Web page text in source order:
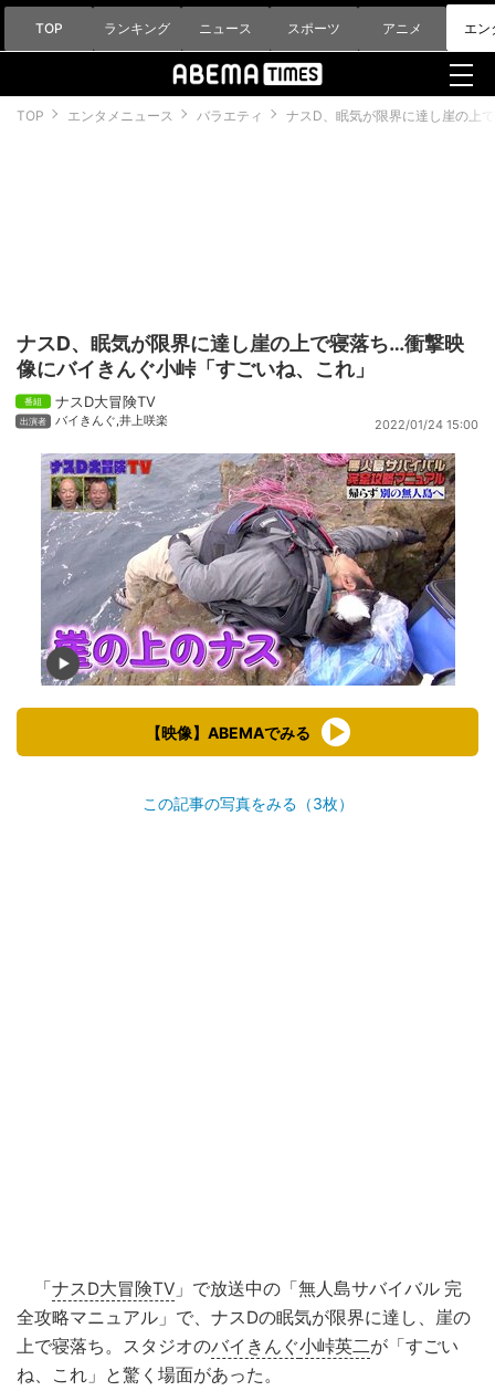
TOP ランキング ニュース スポーツ アニメ エン
TOP エンタメニュース バラエティ ナスD、眠気が限界に達し崖の上
ナスD、眠気が限界に達し崖の上で寝落ち…衝撃映
像にバイきんぐ小峠「すごいね、これ」
ナスD大冒険TV
バイきんぐ,井上咲楽 2022/01/24 15:00
【映像】ABEMAでみる
この記事の写真をみる（3枚）
「 ナスD大冒険TV 」で放送中の「無人島サバイバル 完
全攻略マニュアル」で、ナスDの眠気が限界に達し、崖の
上で寝落ち。スタジオのバイきんぐ小峠英二が「すごい
ね、これ」と驚く場面があった。